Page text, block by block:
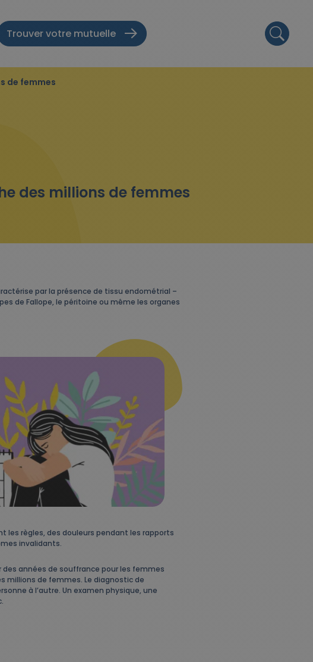
Trouver votre mutuelle
de femmes
des millions de femmes
par la présence de tissu endométrial –
de Fallope, le péritoine ou même les organes
règles, des douleurs pendant les rapports
invalidants.
années de souffrance pour les femmes
millions de femmes. Le diagnostic de
à l’autre. Un examen physique, une